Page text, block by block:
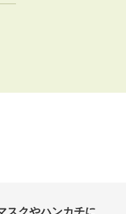
スクやハンカチに